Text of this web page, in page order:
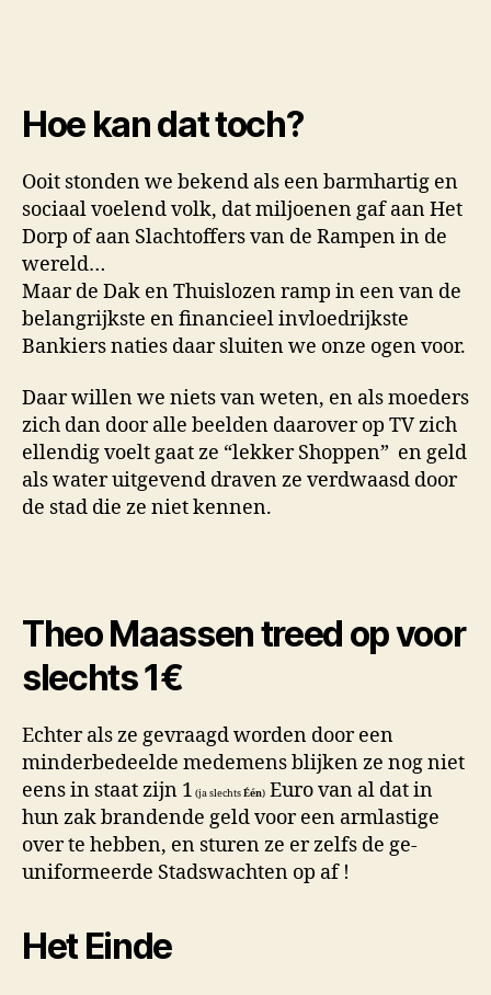
Hoe kan dat toch?
Ooit stonden we bekend als een barmhartig en
sociaal voelend volk, dat miljoenen gaf aan Het
Dorp of aan Slachtoffers van de Rampen in de
wereld…
Maar de Dak en Thuislozen ramp in een van de
belangrijkste en financieel invloedrijkste
Bankiers naties daar sluiten we onze ogen voor.
Daar willen we niets van weten, en als moeders
zich dan door alle beelden daarover op TV zich
ellendig voelt gaat ze “lekker Shoppen” en geld
als water uitgevend draven ze verdwaasd door
de stad die ze niet kennen.
Theo Maassen treed op voor
slechts 1€
Echter als ze gevraagd worden door een
minderbedeelde medemens blijken ze nog niet
eens in staat zijn 1 (ja slechtsÉén) Euro van al dat in
hun zak brandende geld voor een armlastige
over te hebben, en sturen ze er zelfs de ge-
uniformeerde Stadswachten op af !
Het Einde